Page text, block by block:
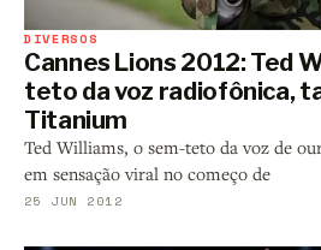
DIVERSOS
Cannes Lions 2012: Ted
teto da voz radiofônica,
Titanium
Ted Williams, o sem-teto da voz de
em sensação viral no começo de
25 JUN 2012